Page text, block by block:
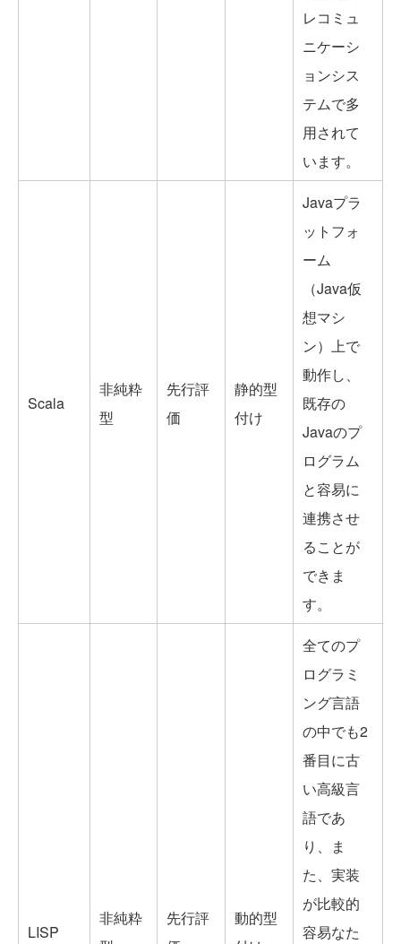
レコミュ
ニケーシ
ョンシス
テムで多
用されて
います。
Scala
非純粋
型
先行評
価
静的型
付け
Javaプラ
ットフォ
ーム
（Java仮
想マシ
ン）上で
動作し、
既存の
Javaのプ
ログラム
と容易に
連携させ
ることが
できま
す。
LISP
非純粋
先行評
動的型
全てのプ
ログラミ
ング言語
の中でも2
番目に古
い高級言
語であ
り、ま
た、実装
が比較的
容易なた